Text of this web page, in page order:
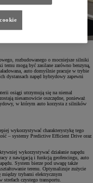
rozbudowanego o mocniejsze silniki
temu mogą być zasilane zarówno benzyną,
auto domyślnie pracuje w trybie
dystansach napęd hybrydowy zapewni
osiągi utrzymują się na niemal
niesamowicie oszczędne, ponieważ
w którym auto korzysta z silników
wykorzystywać charakterystykę tego
– systemy Predictive Efficient Drive oraz
wykorzystywać działanie napędu
z nawigacją i funkcją geofencingu, auto
System bierze pod uwagę także
terenu. Optymalizuje zużycie
między trybami elektrycznym
czystego transportu.